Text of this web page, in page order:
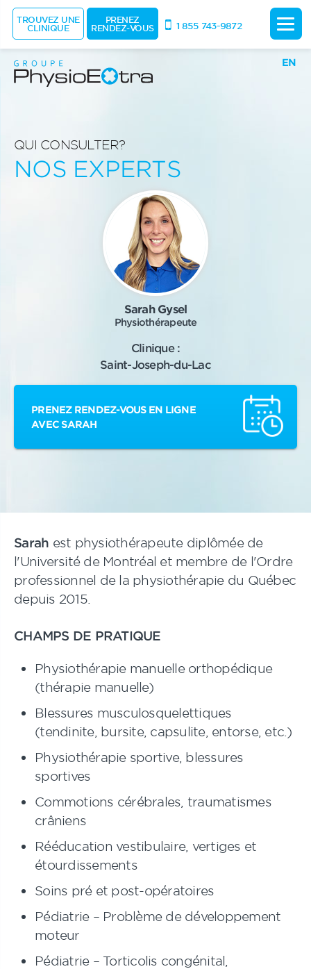
EN
QUI CONSULTER?
NOS EXPERTS
Sarah Gysel
Physiothérapeute
Clinique :
Saint-Joseph-du-Lac
PRENEZ RENDEZ-VOUS EN LIGNE
AVEC SARAH
Sarah est physiothérapeute diplômée de
l'Université de Montréal et membre de l'Ordre
professionnel de la physiothérapie du Québec
depuis 2015.
CHAMPS DE PRATIQUE
Physiothérapie manuelle orthopédique
(thérapie manuelle)
Blessures musculosquelettiques
(tendinite, bursite, capsulite, entorse, etc.)
Physiothérapie sportive, blessures
sportives
Commotions cérébrales, traumatismes
crâniens
Rééducation vestibulaire, vertiges et
étourdissements
Soins pré et post-opératoires
Pédiatrie – Problème de développement
moteur
Pédiatrie – Torticolis congénital,
TROUVEZ UNE
CLINIQUE
PRENEZ
RENDEZ-VOUS 1 855 743-9872